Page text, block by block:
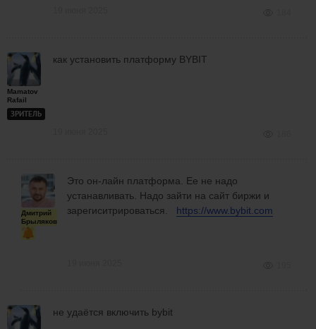
Mamatov
Rafail
ЗРИТЕЛЬ
как установить платформу BYBIT
Дмитрий
Брыляков
Это он-лайн платформа. Ее не надо
устанавливать. Надо зайти на сайт биржи и
зарегиситрироваться. https://www.bybit.com
не удаётся включить bybit